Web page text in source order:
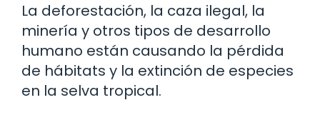
La deforestación, la caza ilegal, la
minería y otros tipos de desarrollo
humano están causando la pérdida
de hábitats y la extinción de especies
en la selva tropical.